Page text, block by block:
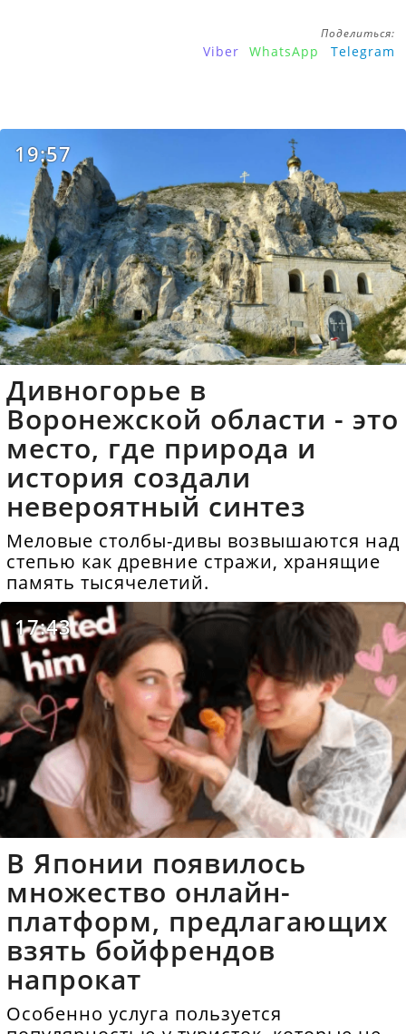
Поделиться:
Viber WhatsApp Telegram
19:57
Дивногорье в
Воронежской области - это
место, где природа и
история создали
невероятный синтез
Меловые столбы-дивы возвышаются над
степью как древние стражи, хранящие
память тысячелетий.
17:43
В Японии появилось
множество онлайн-
платформ, предлагающих
взять бойфрендов
напрокат
Особенно услуга пользуется